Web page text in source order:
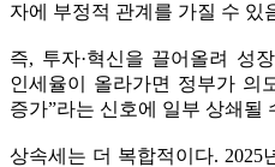
자에 부정적 관계를 가질 수 있
즉, 투자·혁신을 끌어올려 성
인세율이 올라가면 정부가 의
증가”라는 신호에 일부 상쇄될
상속세는 더 복합적이다. 2025